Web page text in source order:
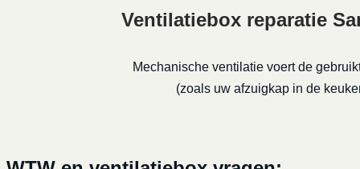
Ventilatiebox reparatie
Mechanische ventilatie voert de
(zoals uw afzuigkap in de